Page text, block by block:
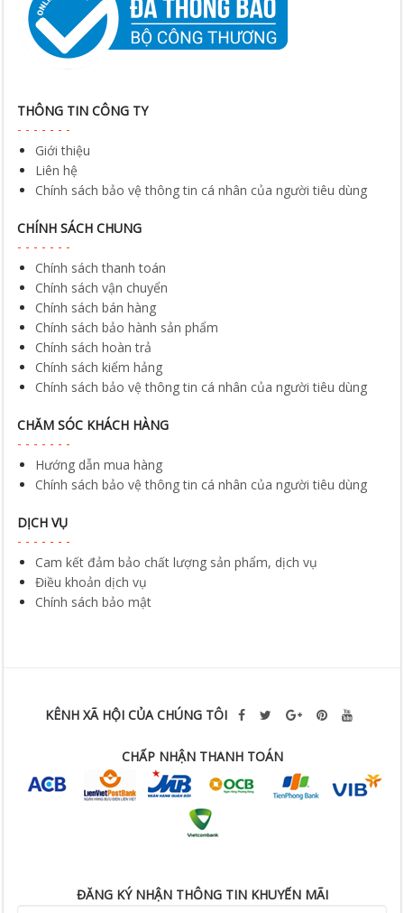
THÔNG TIN CÔNG TY
Giới thiệu
Liên hệ
Chính sách bảo vệ thông tin cá nhân của người tiêu dùng
CHÍNH SÁCH CHUNG
Chính sách thanh toán
Chính sách vận chuyển
Chính sách bán hàng
Chính sách bảo hành sản phẩm
Chính sách hoàn trả
Chính sách kiểm hảng
Chính sách bảo vệ thông tin cá nhân của người tiêu dùng
CHĂM SÓC KHÁCH HÀNG
Hướng dẫn mua hàng
Chính sách bảo vệ thông tin cá nhân của người tiêu dùng
DỊCH VỤ
Cam kết đảm bảo chất lượng sản phẩm, dịch vụ
Điều khoản dịch vụ
Chính sách bảo mật
KÊNH XÃ HỘI CỦA CHÚNG TÔI
CHẤP NHẬN THANH TOÁN
ĐĂNG KÝ NHẬN THÔNG TIN KHUYẾN MÃI